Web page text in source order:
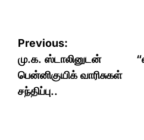
Post
navigation
Previous:
மு.க. ஸ்டாலினுடன்
பென்னிகுயிக் வாரிசுகள்
சந்திப்பு..